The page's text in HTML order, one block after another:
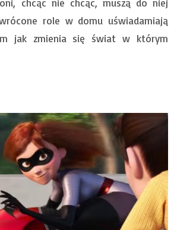
chcąc nie chcąc, muszą do niej
role w domu uświadamiają
jak zmienia się świat w którym